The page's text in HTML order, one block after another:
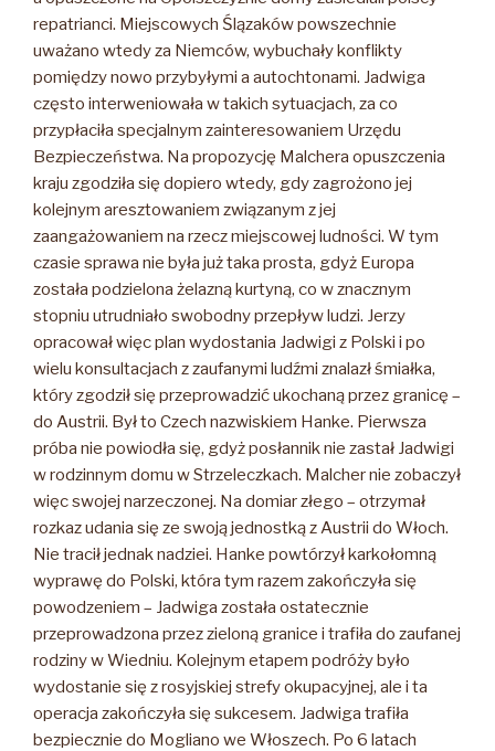
repatrianci. Miejscowych Ślązaków powszechnie
uważano wtedy za Niemców, wybuchały konflikty
pomiędzy nowo przybyłymi a autochtonami. Jadwiga
często interweniowała w takich sytuacjach, za co
przypłaciła specjalnym zainteresowaniem Urzędu
Bezpieczeństwa. Na propozycję Malchera opuszczenia
kraju zgodziła się dopiero wtedy, gdy zagrożono jej
kolejnym aresztowaniem związanym z jej
zaangażowaniem na rzecz miejscowej ludności. W tym
czasie sprawa nie była już taka prosta, gdyż Europa
została podzielona żelazną kurtyną, co w znacznym
stopniu utrudniało swobodny przepływ ludzi. Jerzy
opracował więc plan wydostania Jadwigi z Polski i po
wielu konsultacjach z zaufanymi ludźmi znalazł śmiałka,
który zgodził się przeprowadzić ukochaną przez granicę –
do Austrii. Był to Czech nazwiskiem Hanke. Pierwsza
próba nie powiodła się, gdyż posłannik nie zastał Jadwigi
w rodzinnym domu w Strzeleczkach. Malcher nie zobaczył
więc swojej narzeczonej. Na domiar złego – otrzymał
rozkaz udania się ze swoją jednostką z Austrii do Włoch.
Nie tracił jednak nadziei. Hanke powtórzył karkołomną
wyprawę do Polski, która tym razem zakończyła się
powodzeniem – Jadwiga została ostatecznie
przeprowadzona przez zieloną granice i trafiła do zaufanej
rodziny w Wiedniu. Kolejnym etapem podróży było
wydostanie się z rosyjskiej strefy okupacyjnej, ale i ta
operacja zakończyła się sukcesem. Jadwiga trafiła
bezpiecznie do Mogliano we Włoszech. Po 6 latach